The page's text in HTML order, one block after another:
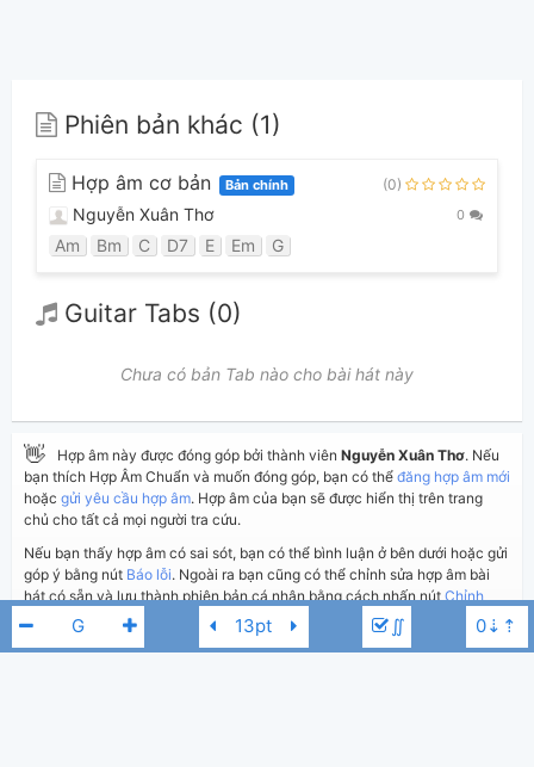
∬
Phiên bản khác (1)
Hợp âm cơ bản Bản chính (0)
Nguyễn Xuân Thơ 0
Am Bm C D7 E Em G
Guitar Tabs (0)
Chưa có bản Tab nào cho bài hát này
👋 Hợp âm này được đóng góp bởi thành viên Nguyễn Xuân Thơ. Nếu
bạn thích Hợp Âm Chuẩn và muốn đóng góp, bạn có thể đăng hợp âm mới
hoặc gửi yêu cầu hợp âm. Hợp âm của bạn sẽ được hiển thị trên trang
chủ cho tất cả mọi người tra cứu.
Nếu bạn thấy hợp âm có sai sót, bạn có thể bình luận ở bên dưới hoặc gửi
góp ý bằng nút Báo lỗi. Ngoài ra bạn cũng có thể chỉnh sửa hợp âm bài
hát có sẵn và lưu thành phiên bản cá nhân bằng cách nhấn nút Chỉnh
sửa hợp âm